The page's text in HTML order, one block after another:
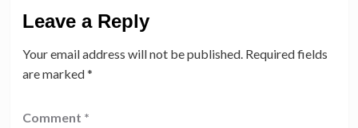
Leave a Reply
Your email address will not be published. Required fields
are marked*
Comment *